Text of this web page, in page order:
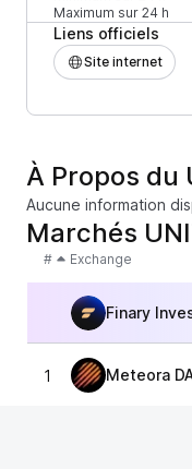
Maximum sur 24 h
Liens officiels
Site internet
À Propos du
Aucune information
Marchés
# Exchange
Finary
1 Meteora